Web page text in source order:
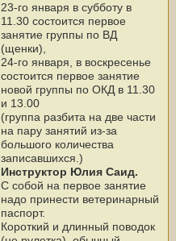
23-го января в субботу в
11.30 состоится первое
занятие группы по ВД
(щенки),
24-го января, в воскресенье
состоится первое занятие
новой группы по ОКД в 11.30
и 13.00
(группа разбита на две части
на пару занятий из-за
большого количества
записавшихся.)
Инструктор Юлия Саид.
С собой на первое занятие
надо принести ветеринарный
паспорт.
Короткий и длинный поводок